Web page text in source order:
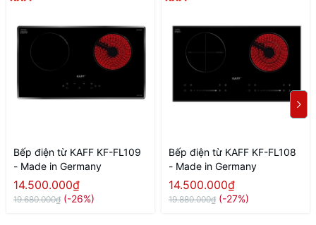
Bếp điện từ KAFF KF-FL109
- Made in Germany
14.500.000₫
19.680.000₫ (-26%)
Bếp điện từ KAFF KF-FL108
- Made in Germany
14.500.000₫
19.880.000₫ (-27%)